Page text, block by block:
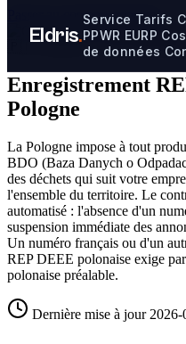
Passer au contenu principal
Eldris.
Service Tarifs
PPWR EURP
de données
🇵🇱Guide de conformité
Enregistrement
Pologne
La Pologne impose à tout
BDO (Baza Danych o
des déchets qui suit votre
l'ensemble du territoire. Le
automatisé : l'absence d'un
suspension immédiate des
Un numéro français ou d'un
REP DEEE polonaise exige
polonaise préalable.
Dernière mise à jour 2026-